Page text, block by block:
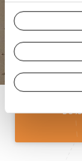
Construisez
Du